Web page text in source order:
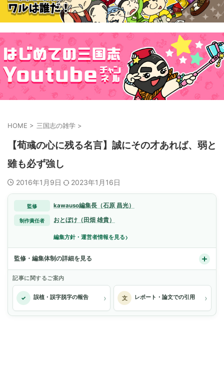
HOME > 三国志の雑学 >
【荀彧の心に残る名言】誠にその才あれば、弱と
雖も必ず強し
2016年1月9日 2023年1月16日
監修 kawauso編集長（石原 昌光）
制作責任者 おとぼけ（田畑 雄貴）
編集方針・運営者情報を見る›
監修・編集体制の詳細を見る
記事に関するご案内
✓ 誤植・誤字脱字の報告 › 文 レポート・論文での引用 ›